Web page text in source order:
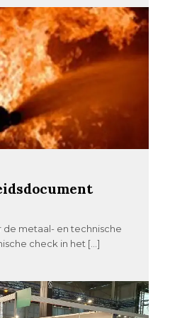
de metaal- en technische
check in het […]